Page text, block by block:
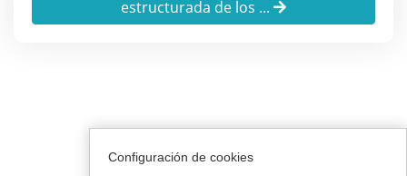
estructurada de los ...
Configuración de cookies